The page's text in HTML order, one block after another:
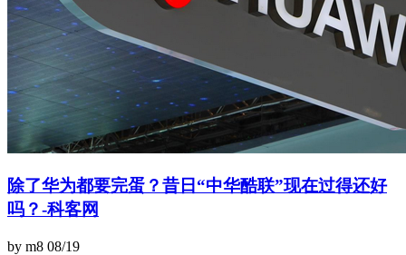
除了华为都要完蛋？昔日“中华酷联”现在过得还好
吗？-科客网
by m8 08/19